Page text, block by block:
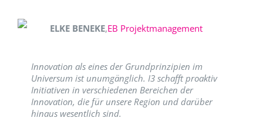
ELKE BENEKE,EB Projektmanagement
Innovation als eines der Grundprinzipien im
Universum ist unumgänglich. I3 schafft proaktiv
Initiativen in verschiedenen Bereichen der
Innovation, die für unsere Region und darüber
hinaus wesentlich sind.